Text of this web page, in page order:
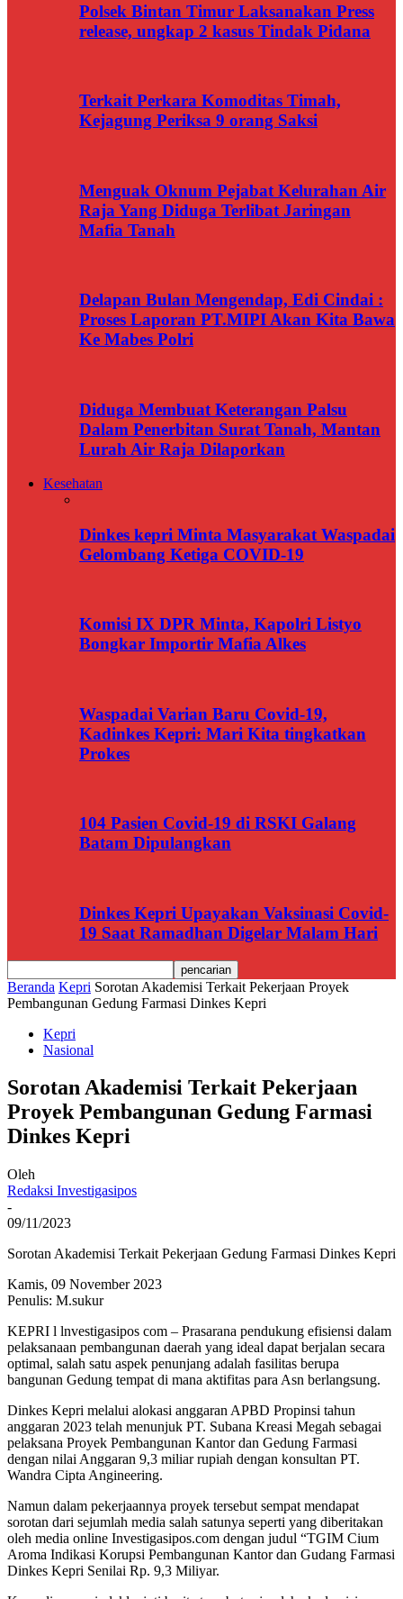
Polsek Bintan Timur Laksanakan Press
release, ungkap 2 kasus Tindak Pidana
Terkait Perkara Komoditas Timah,
Kejagung Periksa 9 orang Saksi
Menguak Oknum Pejabat Kelurahan Air
Raja Yang Diduga Terlibat Jaringan
Mafia Tanah
Delapan Bulan Mengendap, Edi Cindai :
Proses Laporan PT.MIPI Akan Kita Bawa
Ke Mabes Polri
Diduga Membuat Keterangan Palsu
Dalam Penerbitan Surat Tanah, Mantan
Lurah Air Raja Dilaporkan
Kesehatan
Dinkes kepri Minta Masyarakat Waspadai
Gelombang Ketiga COVID-19
Komisi IX DPR Minta, Kapolri Listyo
Bongkar Importir Mafia Alkes
Waspadai Varian Baru Covid-19,
Kadinkes Kepri: Mari Kita tingkatkan
Prokes
104 Pasien Covid-19 di RSKI Galang
Batam Dipulangkan
Dinkes Kepri Upayakan Vaksinasi Covid-
19 Saat Ramadhan Digelar Malam Hari
Beranda Kepri Sorotan Akademisi Terkait Pekerjaan Proyek
Pembangunan Gedung Farmasi Dinkes Kepri
Kepri
Nasional
Sorotan Akademisi Terkait Pekerjaan
Proyek Pembangunan Gedung Farmasi
Dinkes Kepri
Oleh
Redaksi Investigasipos
-
09/11/2023
Sorotan Akademisi Terkait Pekerjaan Gedung Farmasi Dinkes Kepri
Kamis, 09 November 2023
Penulis: M.sukur
KEPRI l lnvestigasipos com – Prasarana pendukung efisiensi dalam
pelaksanaan pembangunan daerah yang ideal dapat berjalan secara
optimal, salah satu aspek penunjang adalah fasilitas berupa
bangunan Gedung tempat di mana aktifitas para Asn berlangsung.
Dinkes Kepri melalui alokasi anggaran APBD Propinsi tahun
anggaran 2023 telah menunjuk PT. Subana Kreasi Megah sebagai
pelaksana Proyek Pembangunan Kantor dan Gedung Farmasi
dengan nilai Anggaran 9,3 miliar rupiah dengan konsultan PT.
Wandra Cipta Angineering.
Namun dalam pekerjaannya proyek tersebut sempat mendapat
sorotan dari sejumlah media salah satunya seperti yang diberitakan
oleh media online Investigasipos.com dengan judul “TGIM Cium
Aroma Indikasi Korupsi Pembangunan Kantor dan Gudang Farmasi
Dinkes Kepri Senilai Rp. 9,3 Miliyar.